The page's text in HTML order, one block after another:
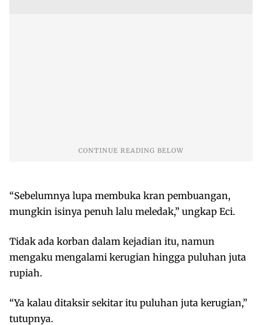
“Sebelumnya lupa membuka kran pembuangan,
mungkin isinya penuh lalu meledak,” ungkap Eci.
Tidak ada korban dalam kejadian itu, namun
mengaku mengalami kerugian hingga puluhan juta
rupiah.
“Ya kalau ditaksir sekitar itu puluhan juta kerugian,”
tutupnya.